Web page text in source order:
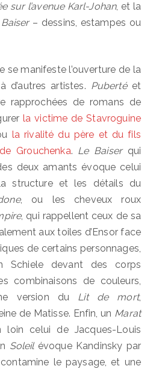
sur l’avenue Karl-Johan, et la
Baiser– dessins, estampes ou
se manifeste l’ouverture de la
d’autres artistes. Pubertéet
de romans de
la victime de Stavroguine
la rivalité du père et du fils
Grouchenka. Le Baiserqui
deux amants évoque celui
structure et les détails du
, ou les cheveux roux
, qui rappellent ceux de sa
aux toiles d’Ensor face
de certains personnages,
Schiele devant des corps
combinaisons de couleurs,
version du Lit de mort,
de Matisse. Enfin, un Marat
celui de Jacques-Louis
Soleilévoque Kandinsky par
le paysage, et une